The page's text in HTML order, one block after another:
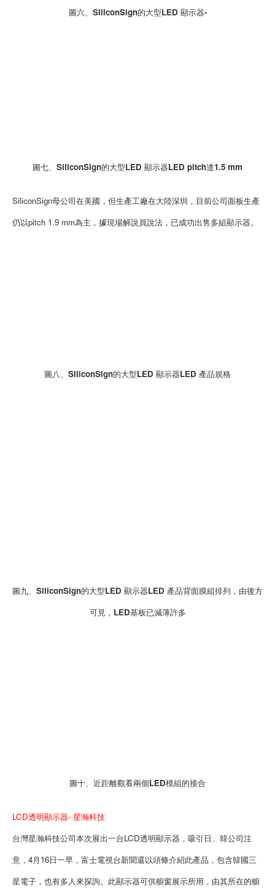
圖六、SiliconSign的大型LED 顯示器-
圖七、SiliconSign的大型LED 顯示器LED pitch達1.5 mm
SiliconSign母公司在美國，但生產工廠在大陸深圳，目前公司面板生產
仍以pitch 1.9 mm為主，據現場解說員說法，已成功出售多組顯示器。
圖八、SiliconSign的大型LED 顯示器LED 產品規格
圖九、SiliconSign的大型LED 顯示器LED 產品背面膜組排列，由後方
可見，LED基板已減薄許多
圖十、近距離觀看兩個LED模組的接合
LCD透明顯示器- 星瀚科技
台灣星瀚科技公司本次展出一台LCD透明顯示器，吸引日、韓公司注
意，4月16日一早，富士電視台新聞還以頭條介紹此產品，包含韓國三
星電子，也有多人來探詢。此顯示器可供櫥窗展示所用，由其所在的櫥